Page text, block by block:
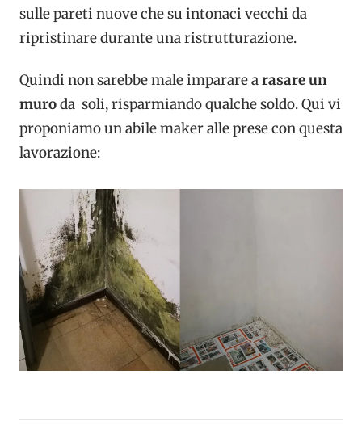
sulle pareti nuove che su intonaci vecchi da
ripristinare durante una ristrutturazione.
Quindi non sarebbe male imparare arasare un
muroda soli, risparmiando qualche soldo. Qui vi
proponiamo un abile maker alle prese con questa
lavorazione: